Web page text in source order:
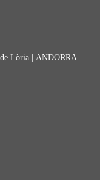
Lòria | ANDORRA